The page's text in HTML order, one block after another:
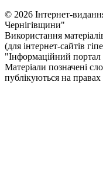
© 2026 Інтернет-
Чернiгiвщини"
Використання
(для інтернет-сайтів
"Інформаційний
Матеріали позначені
публікуються на